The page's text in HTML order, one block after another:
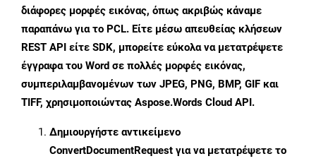
διάφορες μορφές εικόνας, όπως ακριβώς κάναμε
παραπάνω για το PCL. Είτε μέσω απευθείας κλήσεων
REST API είτε SDK, μπορείτε εύκολα να μετατρέψετε
έγγραφα του Word σε πολλές μορφές εικόνας,
συμπεριλαμβανομένων των JPEG, PNG, BMP, GIF και
TIFF, χρησιμοποιώντας Aspose.Words Cloud API.
Δημιουργήστε αντικείμενο
ConvertDocumentRequest για να μετατρέψετε το